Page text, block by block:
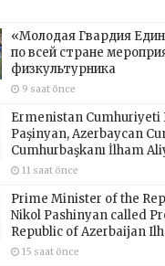
«Молодая Гвардия
по всей стране
физкультурника
9 saat önce
Ermenistan Cumhuriyeti
Paşinyan, Azerbaycan
Cumhurbaşkanı İlham
11 saat önce
Prime Minister of the
Nikol Pashinyan called
Republic of Azerbaijan
15 saat önce